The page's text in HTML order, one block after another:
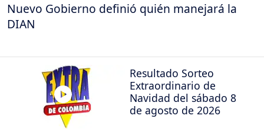
Nuevo Gobierno definió quién manejará la
DIAN
Resultado Sorteo
Extraordinario de
Navidad del sábado 8
de agosto de 2026